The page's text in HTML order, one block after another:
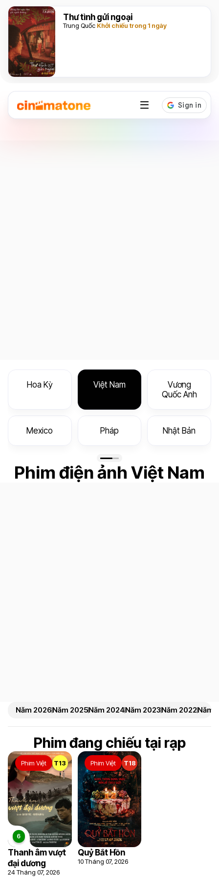
Thư tình gửi ngoại
Trung Quốc Khởi chiếu trong 1 ngày
Hoa Kỳ Việt Nam
Vương
Quốc Anh
Mexico Pháp Nhật Bản
Phim điện ảnh Việt Nam
Năm 2026Năm 2025Năm 2024Năm 2023Năm 2022Năm
Phim đang chiếu tại rạp
Phim Việt T13
Thanh âm vượt
đại dương
24 Tháng 07, 2026
Phim Việt T18
Quỷ Bắt Hồn
10 Tháng 07, 2026